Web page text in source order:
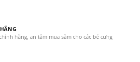
hãng, an tâm mua sắm cho các bé cưng